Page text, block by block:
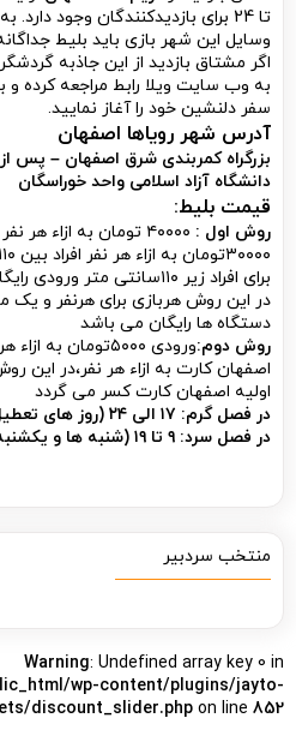
تا 24 برای بازدیدکنندگان وجود
وسایل این شهر بازی باید بلیط
اگر مشتاق بازدید از این جاذبه
به وب سایت ویلا رابط مراجعه کرده و
سفر دلنشین خود را آغاز نمایید.
آدرس شهر رویاها اصفهان
بزرگراه کمربندی شرق اصفهان – پس
دانشگاه آزاد اسلامی واحد خوراسگان
قیمت بلیط:
روش اول :
برای افراد زیر ۱۱۰سانتی متر ورودی رایگان
در این روش هربازی برای هرنفر و یک
دستگاه ها رایگان می باشد
روش دوم:
اصفهان کارت به ازاء هر نفر،در این
اولیه اصفهان کارت کسر می گردد
در فصل گرم: ۱۷ الی ۲۴ (روز های تعطیل: ۸:۳۰ تا ۱۳ و ۱۷ الی ۲۴)
در فصل سرد: ۹ تا ۱۹ (شنبه ها و یکشنبه ها تعطیل)
منتخب سردبیر
Warning: Undefined array key 0 in
wp-content/plugins/jayto-
discount_slider.php on line 852